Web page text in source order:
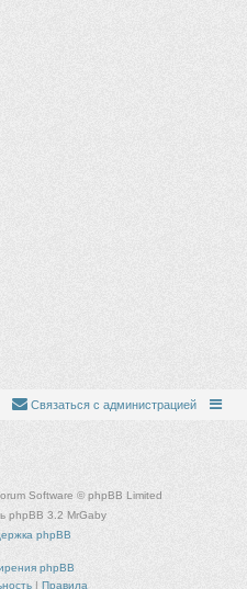
Связаться с администрацией
Software © phpBB Limited
phpBB 3.2 MrGaby
phpBB
phpBB
| Правила